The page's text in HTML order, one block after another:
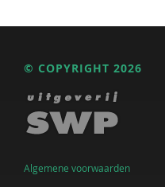
© COPYRIGHT 2026
Algemene voorwaarden